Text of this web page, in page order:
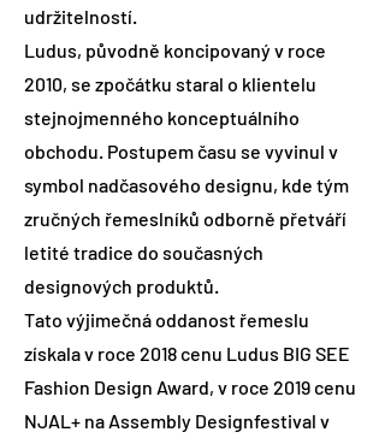
udržitelností.
Ludus, původně koncipovaný v roce
2010, se zpočátku staral o klientelu
stejnojmenného konceptuálního
obchodu. Postupem času se vyvinul v
symbol nadčasového designu, kde tým
zručných řemeslníků odborně přetváří
letité tradice do současných
designových produktů.
Tato výjimečná oddanost řemeslu
získala v roce 2018 cenu Ludus BIG SEE
Fashion Design Award, v roce 2019 cenu
NJAL+ na Assembly Designfestival v